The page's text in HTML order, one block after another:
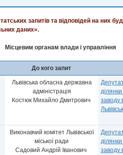
запитів та відповідей на
даних».
Місцевим органам влади і управління
До кого запит
Львівська обласна державна
адміністрація
Костюк Михайло Дмитрович
заводу
Виконавчий комітет Львівської
міської ради
Садовий Андрій Іванович
заводу